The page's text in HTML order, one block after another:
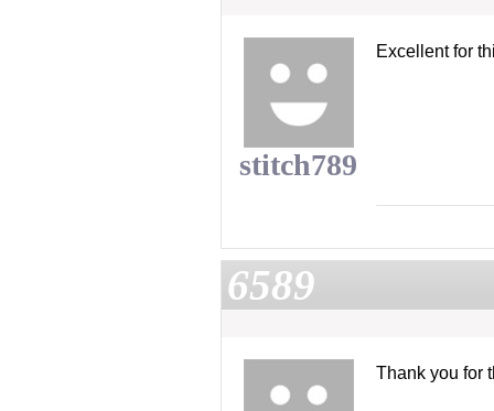
stitch789
Excellent for
6589
Thank you for